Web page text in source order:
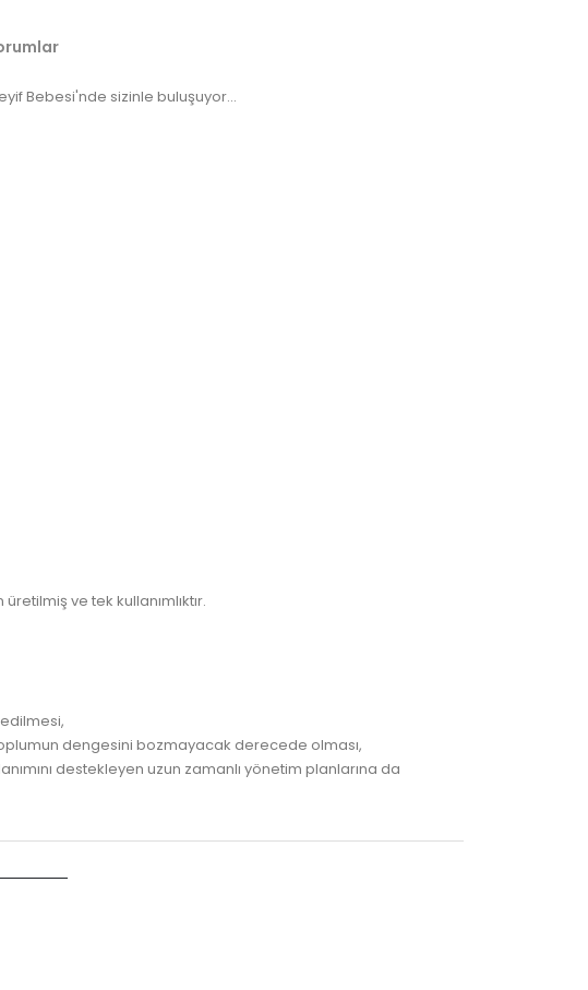
Bebesi'nde sizinle buluşuyor...
ve tek kullanımlıktır.
dengesini bozmayacak derecede olması,
destekleyen uzun zamanlı yönetim planlarına da